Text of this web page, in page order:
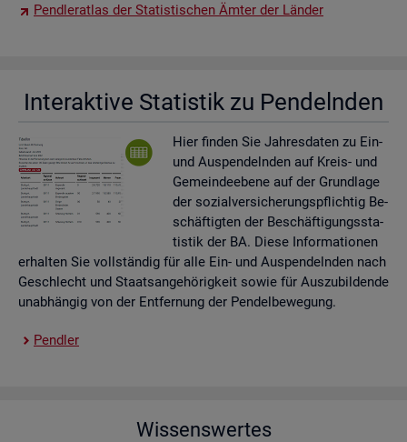
Pend­ler­at­las der Sta­tis­ti­schen Ämter der Län­der
In­ter­ak­ti­ve Sta­tis­tik zu Pen­deln­den
Hier fin­den Sie Jah­res­da­ten zu Ein-
und Aus­pen­deln­den auf Kreis- und
Ge­mein­de­ebe­ne auf der Grund­la­ge
der so­zi­al­ver­si­che­rungs­pflich­tig Be­
schäf­tig­ten der Be­schäf­ti­gungs­sta­
tis­tik der BA. Diese In­for­ma­tio­nen
er­hal­ten Sie voll­stän­dig für alle Ein- und Aus­pen­deln­den nach
Ge­schlecht und Staats­an­ge­hö­rig­keit sowie für Aus­zu­bil­den­de
un­ab­hän­gig von der Ent­fer­nung der Pen­del­be­we­gung.
Pend­ler
Wissenswertes